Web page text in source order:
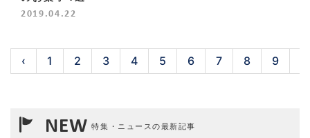
2019.04.22
‹ 1 2 3 4 5 6 7 8 9
NEW 特集・ニュースの最新記事